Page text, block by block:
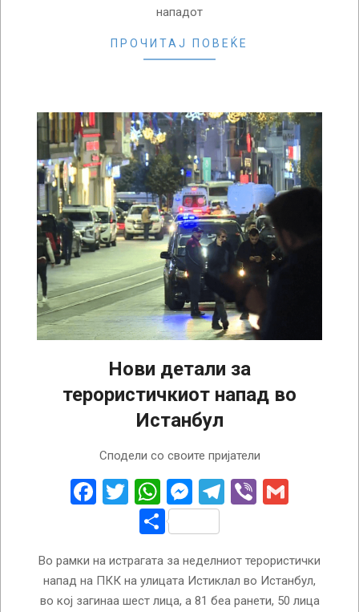
нападот
ПРОЧИТАЈ ПОВЕЌЕ
Нови детали за
терористичкиот напад во
Истанбул
Сподели со своите пријатели
Facebook
Twitter
WhatsApp
Messenger
Telegram
Viber
Share
Во рамки на истрагата за неделниот терористички
напад на ПКК на улицата Истиклал во Истанбул,
во кој загинаа шест лица, а 81 беа ранети, 50 лица